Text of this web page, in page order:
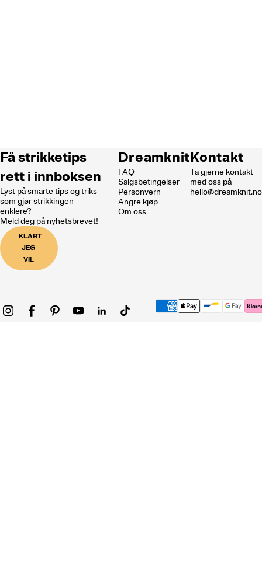
Få strikketips
rett i innboksen
Lyst på smarte tips og triks
som gjør strikkingen
enklere?
Meld deg på nyhetsbrevet!
KLART
JEG
VIL
Dreamknit
FAQ
Salgsbetingelser
Personvern
Angre kjøp
Om oss
Kontakt
Ta gjerne kontakt
med oss på
hello@dreamknit.no